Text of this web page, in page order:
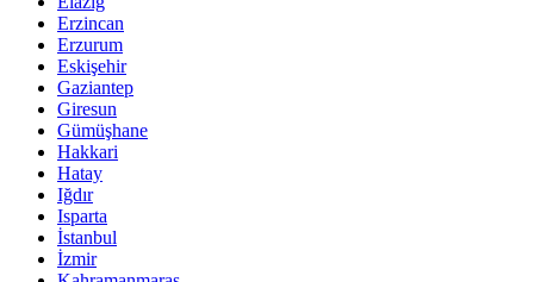
Erzincan
Erzurum
Eskişehir
Gaziantep
Giresun
Gümüşhane
Hakkari
Hatay
Iğdır
Isparta
İstanbul
İzmir